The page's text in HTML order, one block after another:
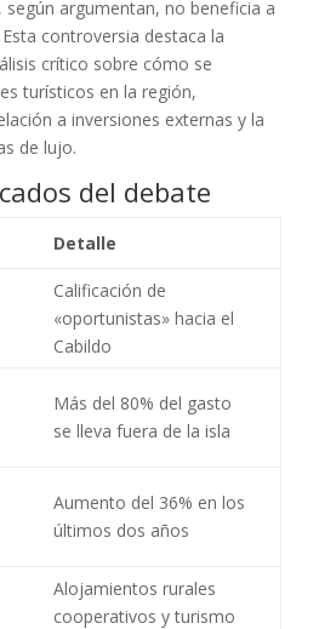
argumentan, no beneficia a
controversia destaca la
crítico sobre cómo se
turísticos en la región,
a inversiones externas y la
de lujo.
del debate
Detalle
Calificación de
«oportunistas» hacia el
Cabildo
Más del 80% del gasto
se lleva fuera de la isla
Aumento del 36% en los
últimos dos años
Alojamientos rurales
cooperativos y turismo